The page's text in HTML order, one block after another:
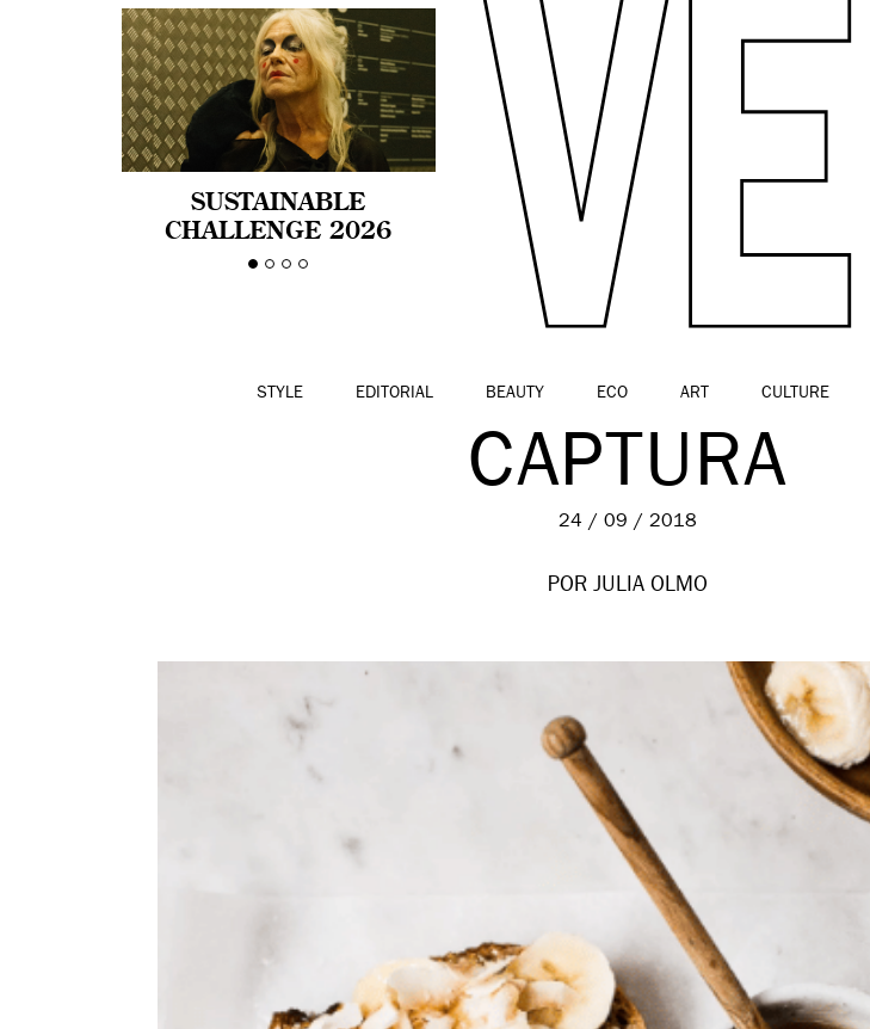
SUSTAINABLE
CHALLENGE 2026
CELEBRA LA
STYLE EDITORIAL BEAUTY ECO ART CULTURE
CAPTURA
24 / 09 / 2018
POR JULIA OLMO